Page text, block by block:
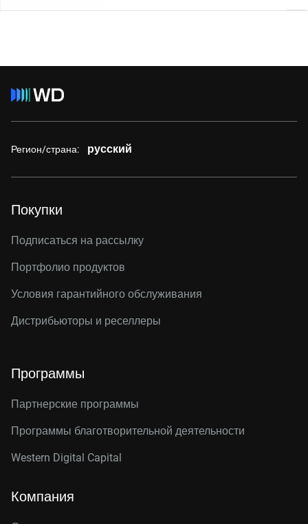
Регион/страна: русский
Покупки
Подписаться на рассылку
Портфолио продуктов
Условия гарантийного обслуживания
Дистрибьюторы и реселлеры
Программы
Партнерские программы
Программы благотворительной деятельности
Western Digital Capital
Компания